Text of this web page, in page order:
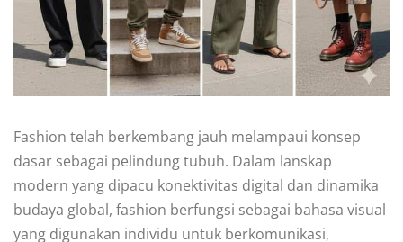
Fashion telah berkembang jauh melampaui konsep
dasar sebagai pelindung tubuh. Dalam lanskap
modern yang dipacu konektivitas digital dan dinamika
budaya global, fashion berfungsi sebagai bahasa visual
yang digunakan individu untuk berkomunikasi,